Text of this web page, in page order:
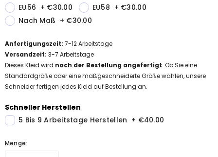
EU56 + €30.00 EU58 + €30.00
Nach Maß + €30.00
Anfertigungszeit: 7-12Arbeitstage
Versandzeit: 3-7 Arbeitstage
Dieses Kleid wird nach der Bestellung angefertigt. Ob Sie eine
Standardgröße oder eine maßgeschneiderte Größe wählen, unsere
Schneider fertigen jedes Kleid auf Bestellung an.
Schneller Herstellen
5 Bis 9 Arbeitstage Herstellen + €40.00
Menge: